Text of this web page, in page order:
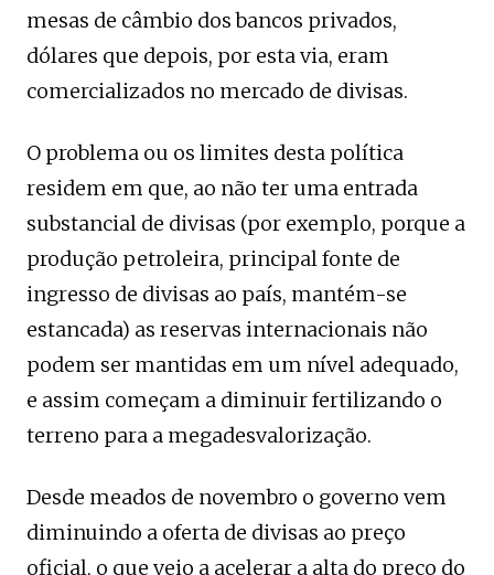
mesas de câmbio dos bancos privados,
dólares que depois, por esta via, eram
comercializados no mercado de divisas.
O problema ou os limites desta política
residem em que, ao não ter uma entrada
substancial de divisas (por exemplo, porque a
produção petroleira, principal fonte de
ingresso de divisas ao país, mantém-se
estancada) as reservas internacionais não
podem ser mantidas em um nível adequado,
e assim começam a diminuir fertilizando o
terreno para a megadesvalorização.
Desde meados de novembro o governo vem
diminuindo a oferta de divisas ao preço
oficial, o que veio a acelerar a alta do preço do